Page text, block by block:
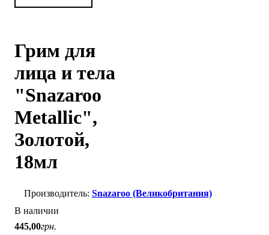
Грим для
лица и тела
"Snazaroo
Metallic",
Золотой,
18мл
Snazaroo (Великобритания)
В наличии
445,00грн.